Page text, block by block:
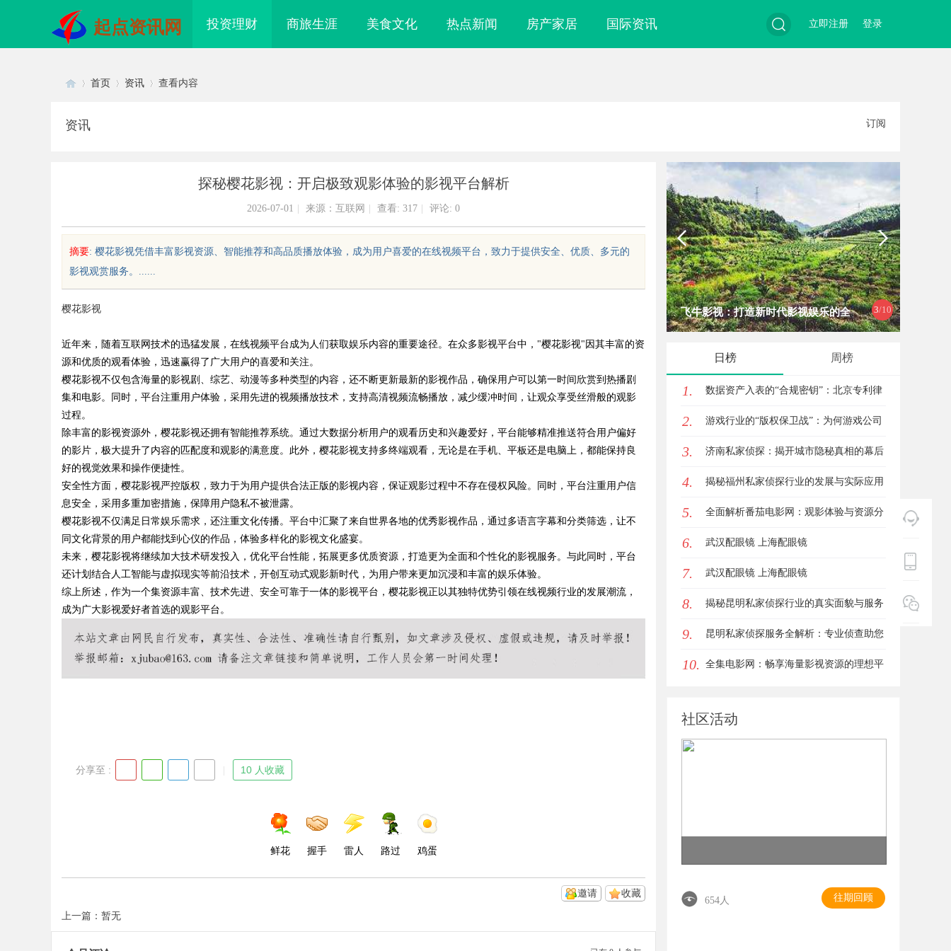
起点资讯网 投资理财 商旅生涯 美食文化 热点新闻 房产家居 国际资讯 登录
立即注册
uz
!
首页 资讯 查看内容
资讯 订阅
探秘樱花影视：开启极致观影体验的影视平台解析
2026-07-01 来源：互联网 查看: 317 评论: 0
摘要: 樱花影视凭借丰富影视资源、智能推荐和高品质播放体验，成为用户喜爱的在线视频平台，致力于提供安全、优质、多元的
影视观赏服务。......
樱花影视
近年来，随着互联网技术的迅猛发展，在线视频平台成为人们获取娱乐内容的重要途径。在众多影视平台中，"樱花影视"因其丰富的资
源和优质的观看体验，迅速赢得了广大用户的喜爱和关注。
樱花影视不仅包含海量的影视剧、综艺、动漫等多种类型的内容，还不断更新最新的影视作品，确保用户可以第一时间欣赏到热播剧
集和电影。同时，平台注重用户体验，采用先进的视频播放技术，支持高清视频流畅播放，减少缓冲时间，让观众享受丝滑般的观影
过程。
除丰富的影视资源外，樱花影视还拥有智能推荐系统。通过大数据分析用户的观看历史和兴趣爱好，平台能够精准推送符合用户偏好
的影片，极大提升了内容的匹配度和观影的满意度。此外，樱花影视支持多终端观看，无论是在手机、平板还是电脑上，都能保持良
好的视觉效果和操作便捷性。
安全性方面，樱花影视严控版权，致力于为用户提供合法正版的影视内容，保证观影过程中不存在侵权风险。同时，平台注重用户信
息安全，采用多重加密措施，保障用户隐私不被泄露。
樱花影视不仅满足日常娱乐需求，还注重文化传播。平台中汇聚了来自世界各地的优秀影视作品，通过多语言字幕和分类筛选，让不
同文化背景的用户都能找到心仪的作品，体验多样化的影视文化盛宴。
未来，樱花影视将继续加大技术研发投入，优化平台性能，拓展更多优质资源，打造更为全面和个性化的影视服务。与此同时，平台
还计划结合人工智能与虚拟现实等前沿技术，开创互动式观影新时代，为用户带来更加沉浸和丰富的娱乐体验。
综上所述，作为一个集资源丰富、技术先进、安全可靠于一体的影视平台，樱花影视正以其独特优势引领在线视频行业的发展潮流，
成为广大影视爱好者首选的观影平台。
分享至 : 10 人收藏
鲜花 握手 雷人 路过 鸡蛋
收藏
邀请
上一篇：暂无
3/10
眼镜 上海配眼镜
代平台
飞牛影视：打造新时代影视娱乐的全
日榜 周榜
1. 数据资产入表的“合规密钥”：北京专利律
师如何为数据知识产权登记扫清障碍
2. 游戏行业的“版权保卫战”：为何游戏公司
离不开版权律师
3. 济南私家侦探：揭开城市隐秘真相的幕后
英雄
4. 揭秘福州私家侦探行业的发展与实际应用
全解析
5. 全面解析番茄电影网：观影体验与资源分
享的优质平台
6. 武汉配眼镜 上海配眼镜
7. 武汉配眼镜 上海配眼镜
8. 揭秘昆明私家侦探行业的真实面貌与服务
价值
9. 昆明私家侦探服务全解析：专业侦查助您
解决疑难问题
10. 全集电影网：畅享海量影视资源的理想平
社区活动
654人 往期回顾